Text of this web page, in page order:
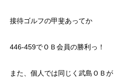
接待ゴルフの甲斐あってか
446-459でＯＢ会員の勝利っ！
また、個人では同じく武島ＯＢが